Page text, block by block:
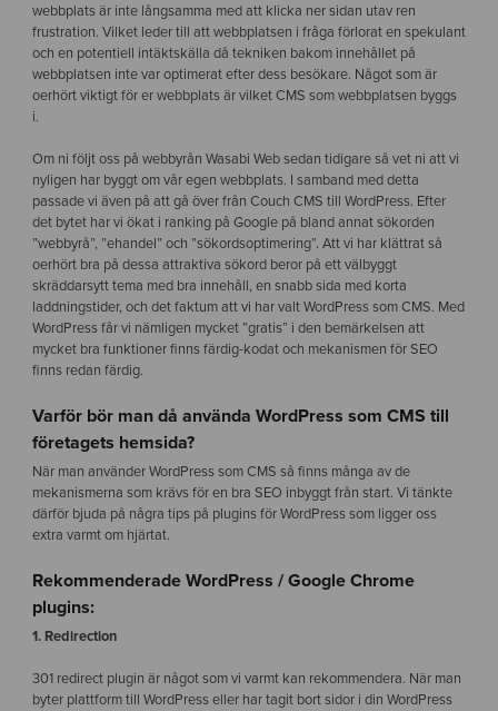
webbplats är inte långsamma med att klicka ner sidan utav ren
frustration. Vilket leder till att webbplatsen i fråga förlorat en spekulant
och en potentiell intäktskälla då tekniken bakom innehållet på
webbplatsen inte var optimerat efter dess besökare. Något som är
oerhört viktigt för er webbplats är vilket CMS som webbplatsen byggs
i.
Om ni följt oss på webbyrån Wasabi Web sedan tidigare så vet ni att vi
nyligen har byggt om vår egen webbplats. I samband med detta
passade vi även på att gå över från Couch CMS till WordPress. Efter
det bytet har vi ökat i ranking på Google på bland annat sökorden
”webbyrå”, ”ehandel” och ”sökordsoptimering”. Att vi har klättrat så
oerhört bra på dessa attraktiva sökord beror på ett välbyggt
skräddarsytt tema med bra innehåll, en snabb sida med korta
laddningstider, och det faktum att vi har valt WordPress som CMS. Med
WordPress får vi nämligen mycket ”gratis” i den bemärkelsen att
mycket bra funktioner finns färdig-kodat och mekanismen för SEO
finns redan färdig.
Varför bör man då använda WordPress som CMS till
företagets hemsida?
När man använder WordPress som CMS så finns många av de
mekanismerna som krävs för en bra SEO inbyggt från start. Vi tänkte
därför bjuda på några tips på plugins för WordPress som ligger oss
extra varmt om hjärtat.
Rekommenderade WordPress / Google Chrome
plugins:
1. Redirection
301 redirect plugin är något som vi varmt kan rekommendera. När man
byter plattform till WordPress eller har tagit bort sidor i din WordPress